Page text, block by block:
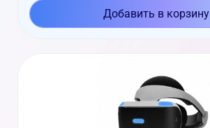
Добавить в корзину